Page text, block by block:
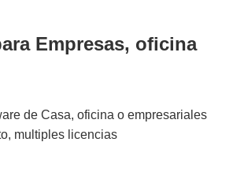
Empresas, oficina
de Casa, oficina o empresariales
multiples licencias